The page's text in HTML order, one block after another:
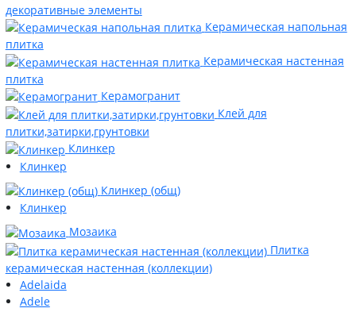
декоративные элементы
Керамическая напольная
плитка
Керамическая настенная
плитка
Керамогранит
Клей для
плитки,затирки,грунтовки
Клинкер
Клинкер
Клинкер (общ)
Клинкер
Мозаика
Плитка
керамическая настенная (коллекции)
Adelaida
Adele